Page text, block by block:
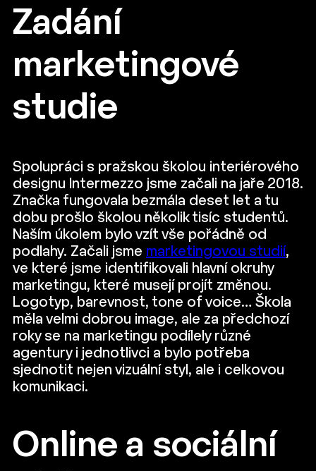
Zadání
marketingové
studie
Spolupráci s pražskou školou interiérového
designu Intermezzo jsme začali na jaře 2018.
Značka fungovala bezmála deset let a tu
dobu prošlo školou několik tisíc studentů.
Naším úkolem bylo vzít vše pořádně od
podlahy. Začali jsme marketingovou studií,
ve které jsme identifikovali hlavní okruhy
marketingu, které musejí projít změnou.
Logotyp, barevnost, tone of voice… Škola
měla velmi dobrou image, ale za předchozí
roky se na marketingu podílely různé
agentury i jednotlivci a bylo potřeba
sjednotit nejen vizuální styl, ale i celkovou
komunikaci.
Online a sociální